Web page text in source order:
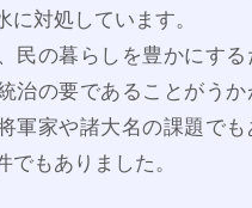
に対処しています。
民の暮らしを豊かにする
治の要であることがう
軍家や諸大名の課題で
でもありました。